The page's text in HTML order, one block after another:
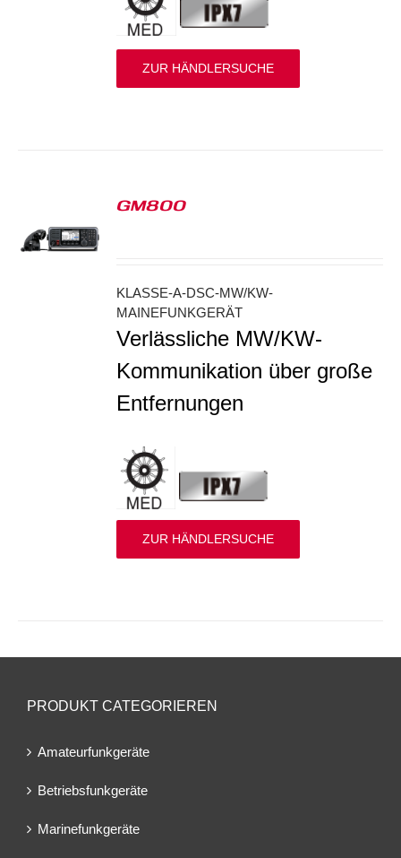
ZUR HÄNDLERSUCHE
GM800
KLASSE-A-DSC-MW/KW-
MAINEFUNKGERÄT
Verlässliche MW/KW-
Kommunikation über große
Entfernungen
ZUR HÄNDLERSUCHE
PRODUKT CATEGORIEREN
Amateurfunkgeräte
Betriebsfunkgeräte
Marinefunkgeräte